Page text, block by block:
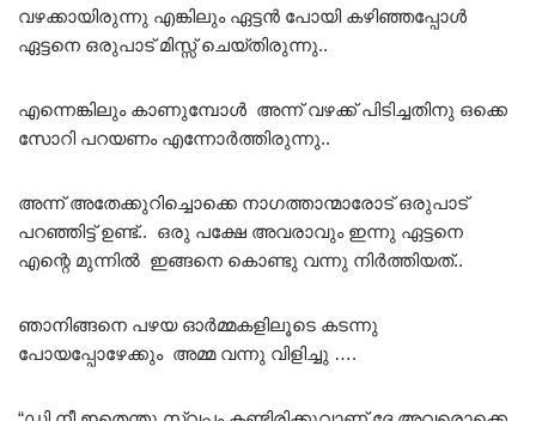
വഴക്കായിരുന്നു എങ്കിലും ഏട്ടൻ പോയി കഴിഞ്ഞപ്പോൾ
ഏട്ടനെ ഒരുപാട് മിസ്സ്‌ ചെയ്തിരുന്നു..
എന്നെങ്കിലും കാണുമ്പോൾ അന്ന് വഴക്ക് പിടിച്ചതിനു ഒക്കെ
സോറി പറയണം എന്നോർത്തിരുന്നു..
അന്ന് അതേക്കുറിച്ചൊക്കെ നാഗത്താന്മാരോട് ഒരുപാട്
പറഞ്ഞിട്ട് ഉണ്ട്.. ഒരു പക്ഷേ അവരാവും ഇന്നു ഏട്ടനെ
എന്റെ മുന്നിൽ ഇങ്ങനെ കൊണ്ടു വന്നു നിർത്തിയത്..
ഞാനിങ്ങനെ പഴയ ഓർമ്മകളിലൂടെ കടന്നു
പോയപ്പോഴേക്കും അമ്മ വന്നു വിളിച്ചു ….